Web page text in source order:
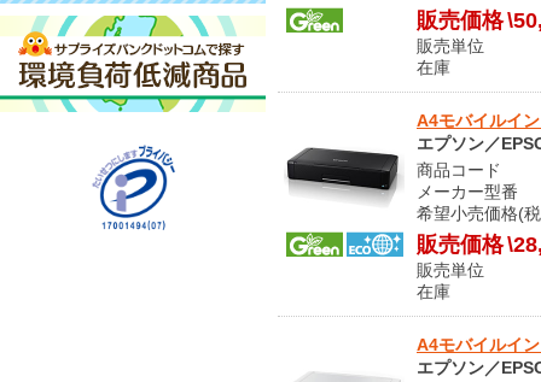
販売価格
販売単
在庫
A4モバイルイ
エプソン／
商品コード
メーカー型
希望小売価格(
販売価格
販売単
在庫
A4モバイルイ
エプソン／